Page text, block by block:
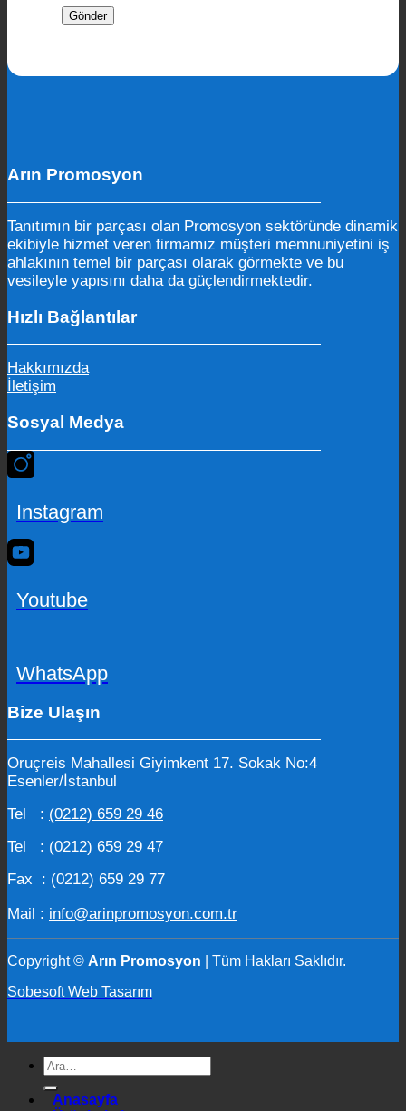
Arın Promosyon
Tanıtımın bir parçası olan Promosyon sektöründe dinamik
ekibiyle hizmet veren firmamız müşteri memnuniyetini iş
ahlakının temel bir parçası olarak görmekte ve bu
vesileyle yapısını daha da güçlendirmektedir.
Hızlı Bağlantılar
Hakkımızda
İletişim
Sosyal Medya
Instagram
Youtube
WhatsApp
Bize Ulaşın
Oruçreis Mahallesi Giyimkent 17. Sokak No:4
Esenler/İstanbul
Tel : (0212) 659 29 46
Tel : (0212) 659 29 47
Fax : (0212) 659 29 77
Mail : info@arinpromosyon.com.tr
Copyright © Arın Promosyon
| Tüm Hakları Saklıdır.
Sobesoft Web Tasarım
Ara:
Anasayfa